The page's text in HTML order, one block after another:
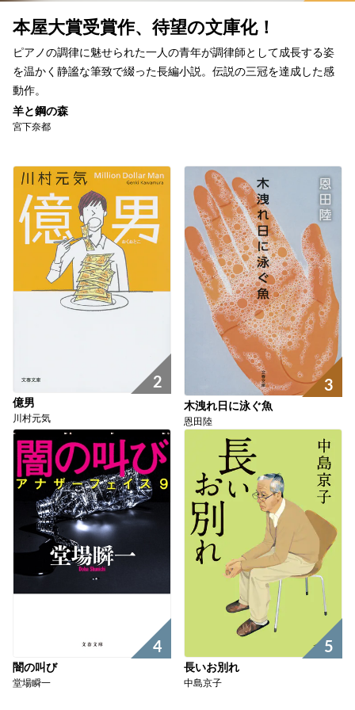
本屋大賞受賞作、待望の文庫化！
ピアノの調律に魅せられた一人の青年が調律師として成長する姿
を温かく静謐な筆致で綴った長編小説。伝説の三冠を達成した感
動作。
羊と鋼の森
宮下奈都
2
億男
川村元気
3
木洩れ日に泳ぐ魚
恩田陸
4
闇の叫び
堂場瞬一
5
長いお別れ
中島京子